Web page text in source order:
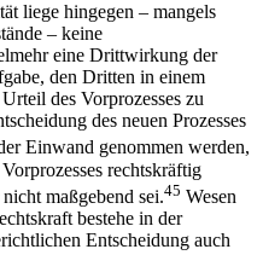
liege hingegen –​ mangels
–​ keine
eine Drittwirkung der
den Dritten in einem
des Vorprozesses zu
des neuen Prozesses
Einwand genommen werden,
rechtskräftig
maßgebend sei.45 Wesen
bestehe in der
Entscheidung auch